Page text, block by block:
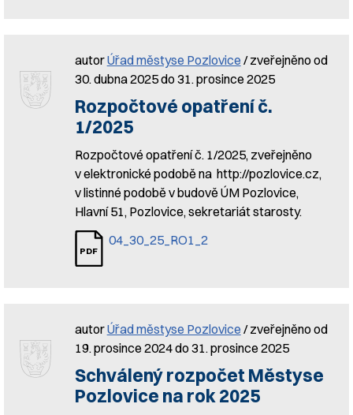
autorÚřad městyse Pozlovice / zveřejněno od
30. dubna 2025 do 31. prosince 2025
Rozpočtové opatření č.
1/2025
Rozpočtové opatření č. 1/2025, zveřejněno
v elektronické podobě na http://pozlovice.cz,
v listinné podobě v budově ÚM Pozlovice,
Hlavní 51, Pozlovice, sekretariát starosty.
04_30_25_RO1_2
autorÚřad městyse Pozlovice / zveřejněno od
19. prosince 2024 do 31. prosince 2025
Schválený rozpočet Městyse
Pozlovice na rok 2025